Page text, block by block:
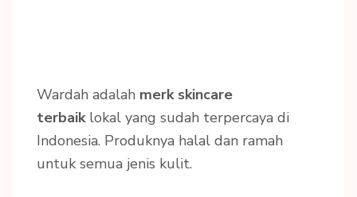
Wardah adalah merk skincare
terbaiklokal yang sudah terpercaya di
Indonesia. Produknya halal dan ramah
untuk semua jenis kulit.